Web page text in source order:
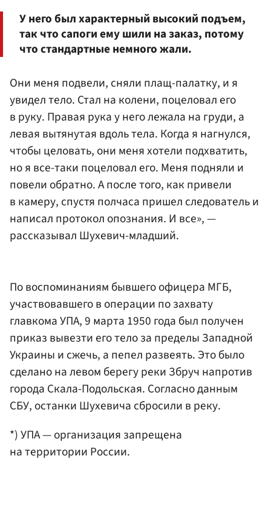
У него был характерный высокий подъем,
так что сапоги ему шили на заказ, потому
что стандартные немного жали.
Они меня подвели, сняли плащ-палатку, и я
увидел тело. Стал на колени, поцеловал его
в руку. Правая рука у него лежала на груди, а
левая вытянутая вдоль тела. Когда я нагнулся,
чтобы целовать, они меня хотели подхватить,
но я все-таки поцеловал его. Меня подняли и
повели обратно. А после того, как привели
в камеру, спустя полчаса пришел следователь и
написал протокол опознания. И все», —
рассказывал Шухевич-младший.
По воспоминаниям бывшего офицера МГБ,
участвовавшего в операции по захвату
главкома УПА, 9 марта 1950 года был получен
приказ вывезти его тело за пределы Западной
Украины и сжечь, а пепел развеять. Это было
сделано на левом берегу реки Збруч напротив
города Скала-Подольская. Согласно данным
СБУ, останки Шухевича сбросили в реку.
*) УПА — организация запрещена
на территории России.